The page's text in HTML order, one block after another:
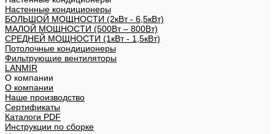
Настенные кондиционеры
БОЛЬШОЙ МОЩНОСТИ (2кВт - 6,5кВт)
МАЛОЙ МОЩНОСТИ (500Вт – 800Вт)
СРЕДНЕЙ МОЩНОСТИ (1кВт - 1,5кВт)
Потолочные кондиционеры
Фильтрующие вентиляторы
LANMIR
О компании
О компании
Наше производство
Сертификаты
Каталоги PDF
Инструкции по сборке